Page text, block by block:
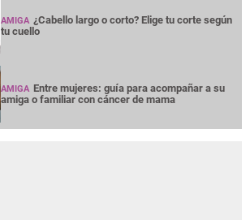
AMIGA ¿Cabello largo o corto? Elige tu corte según
tu cuello
AMIGA Entre mujeres: guía para acompañar a su
amiga o familiar con cáncer de mama